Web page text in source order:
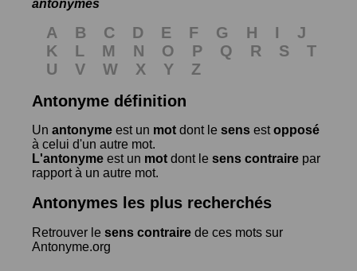
antonymes
A B C D E F G H I
J
K
L M N O P Q R S
T
U
V W X Y
Z
Antonyme définition
Un antonyme est un mot dont le sens estopposé
à celui d'un autre mot.
L'antonyme est un mot dont le sens contraire par
rapport à un autre mot.
Antonymes les plus recherchés
Retrouver le sens contraire de ces mots sur
Antonyme.org